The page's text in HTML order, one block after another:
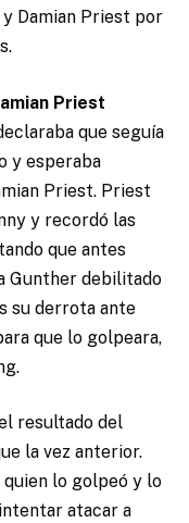
Damian Priest por
Priest
que seguía
y esperaba
Priest. Priest
y recordó las
que antes
Gunther debilitado
su derrota ante
que lo golpeara,
resultado del
la vez anterior.
quien lo golpeó y lo
atacar a